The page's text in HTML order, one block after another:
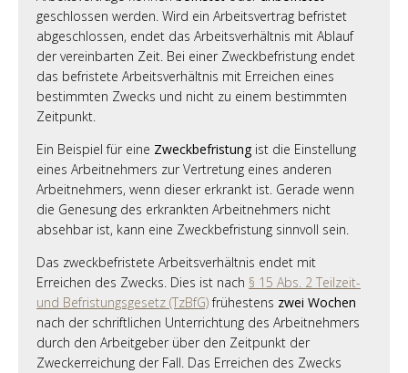
geschlossen werden. Wird ein Arbeitsvertrag befristet
abgeschlossen, endet das Arbeitsverhältnis mit Ablauf
der vereinbarten Zeit. Bei einer Zweckbefristung endet
das befristete Arbeitsverhältnis mit Erreichen eines
bestimmten Zwecks und nicht zu einem bestimmten
Zeitpunkt.
Ein Beispiel für eine Zweckbefristung ist die Einstellung
eines Arbeitnehmers zur Vertretung eines anderen
Arbeitnehmers, wenn dieser erkrankt ist. Gerade wenn
die Genesung des erkrankten Arbeitnehmers nicht
absehbar ist, kann eine Zweckbefristung sinnvoll sein.
Das zweckbefristete Arbeitsverhältnis endet mit
Erreichen des Zwecks. Dies ist nach § 15 Abs. 2 Teilzeit-
und Befristungsgesetz (TzBfG)frühestens zwei Wochen
nach der schriftlichen Unterrichtung des Arbeitnehmers
durch den Arbeitgeber über den Zeitpunkt der
Zweckerreichung der Fall. Das Erreichen des Zwecks